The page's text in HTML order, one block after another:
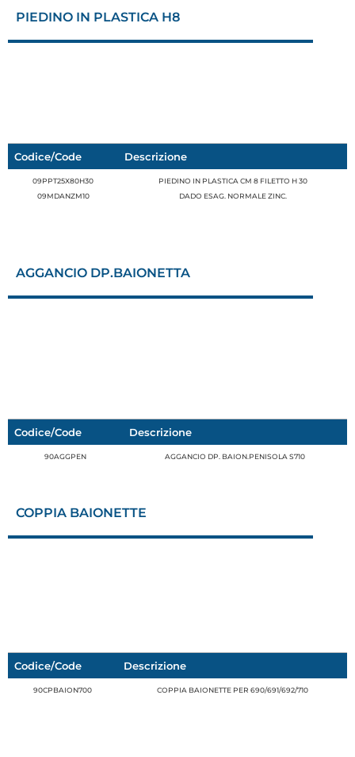
PIEDINO IN PLASTICA H8
Codice/Code Descrizione
09PPT25X80H30
PIEDINO IN PLASTICA CM 8 FILETTO H 30
09MDANZM10
DADO ESAG. NORMALE ZINC.
AGGANCIO DP.BAIONETTA
Codice/Code Descrizione
90AGGPEN AGGANCIO DP. BAION.PENISOLA S710
COPPIA BAIONETTE
Codice/Code Descrizione
90CPBAION700 COPPIA BAIONETTE PER 690/691/692/710